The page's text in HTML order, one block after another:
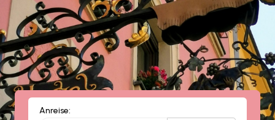
Anreise: